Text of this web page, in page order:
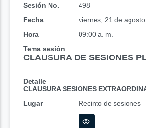
Sesión No.
498
Fecha
viernes, 21 de
Hora
09:00 a. m.
Tema sesión
CLAUSURA DE SESIONES
Detalle
CLAUSURA SESIONES
Lugar
Recinto de sesiones